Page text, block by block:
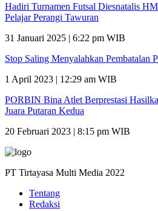
Hadiri Turnamen Futsal Diesnatalis
Pelajar Perangi Tawuran
31 Januari 2025 | 6:22 pm WIB
Stop Saling Menyalahkan Pembatalan
1 April 2023 | 12:29 am WIB
PORBIN Bina Atlet Berprestasi
Juara Putaran Kedua
20 Februari 2023 | 8:15 pm WIB
PT Tirtayasa Multi Media 2022
Tentang
Redaksi